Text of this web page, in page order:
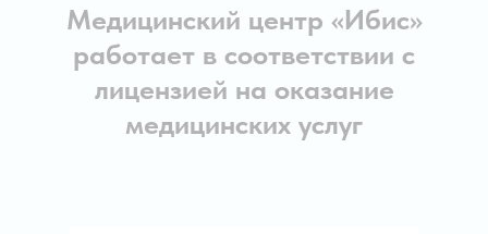
Медицинский центр «Ибис»
работает в соответствии с
лицензией на оказание
медицинских услуг